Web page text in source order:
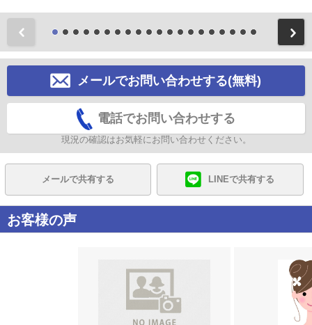
メールでお問い合わせする(無料)
電話でお問い合わせする
現況の確認はお気軽にお問い合わせください。
メールで共有する LINEで共有する
お客様の声